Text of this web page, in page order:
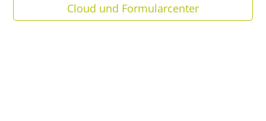
Cloud und Formularcenter